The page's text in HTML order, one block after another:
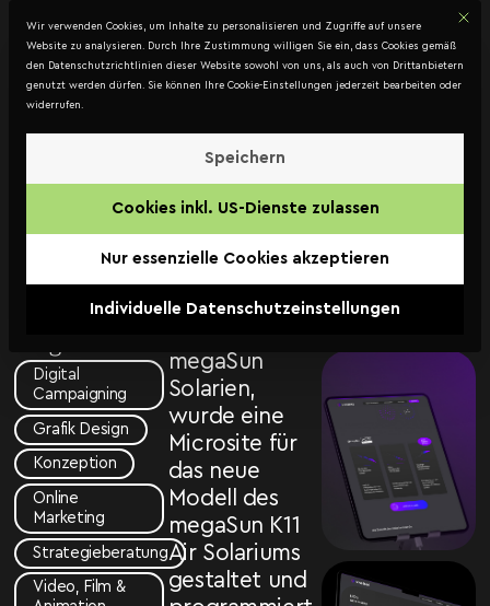
Kontakt
megaSun
Kampagne
the
sunshine“
Digital
Campaigning
Grafik Design
Konzeption
Online
Marketing
Strategieberatung
Video, Film &
Für Vrabel
in Österreich
führenden
Importeur und
megaSun
Solarien,
wurde eine
Microsite für
das neue
Modell des
megaSun K11
Air Solariums
gestaltet und
Mit
DATENSCHUTZ
Wir verwenden Cookies, um Inhalte zu personalisieren und Zugriffe auf unsere
Website zu analysieren. Durch Ihre Zustimmung willigen Sie ein, dass Cookies gemäß
den Datenschutzrichtlinien dieser Website sowohl von uns, als auch von Drittanbietern
genutzt werden dürfen. Sie können Ihre Cookie-Einstellungen jederzeit bearbeiten oder
widerrufen.
Speichern
Cookies inkl. US-Dienste zulassen
Nur essenzielle Cookies akzeptieren
Individuelle Datenschutzeinstellungen